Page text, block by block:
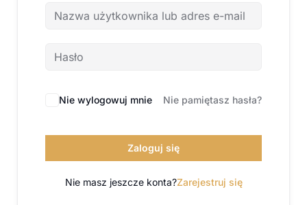
Nie wylogowuj mnie Nie pamiętasz hasła?
Zaloguj się
Nie masz jeszcze konta?Zarejestruj się